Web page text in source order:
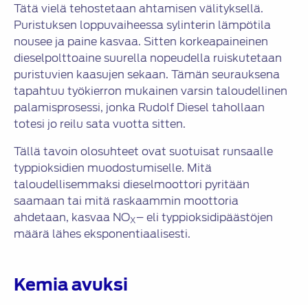
Tätä vielä tehostetaan ahtamisen välityksellä.
Puristuksen loppuvaiheessa sylinterin lämpötila
nousee ja paine kasvaa. Sitten korkeapaineinen
dieselpolttoaine suurella nopeudella ruiskutetaan
puristuvien kaasujen sekaan. Tämän seurauksena
tapahtuu työkierron mukainen varsin taloudellinen
palamisprosessi, jonka Rudolf Diesel tahollaan
totesi jo reilu sata vuotta sitten.
Tällä tavoin olosuhteet ovat suotuisat runsaalle
typpioksidien muodostumiselle. Mitä
taloudellisemmaksi dieselmoottori pyritään
saamaan tai mitä raskaammin moottoria
ahdetaan, kasvaa NOX– eli typpioksidipäästöjen
määrä lähes eksponentiaalisesti.
Kemia avuksi